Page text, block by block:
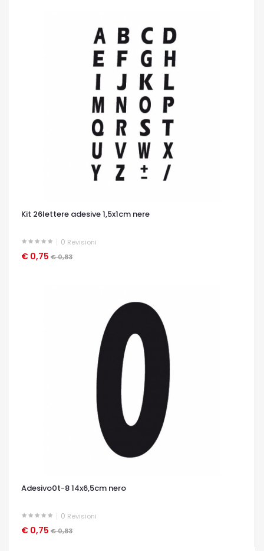
Kit 26lettere adesive 1,5x1cm nere
0 Revisioni
€ 0,75 € 0,83
OCCHIATA VELOCE
Adesivo0t-8 14x6,5cm nero
0 Revisioni
€ 0,75 € 0,83
OCCHIATA VELOCE